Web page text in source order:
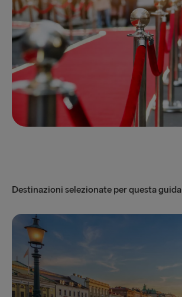
Destinazioni selezionate per questa guida